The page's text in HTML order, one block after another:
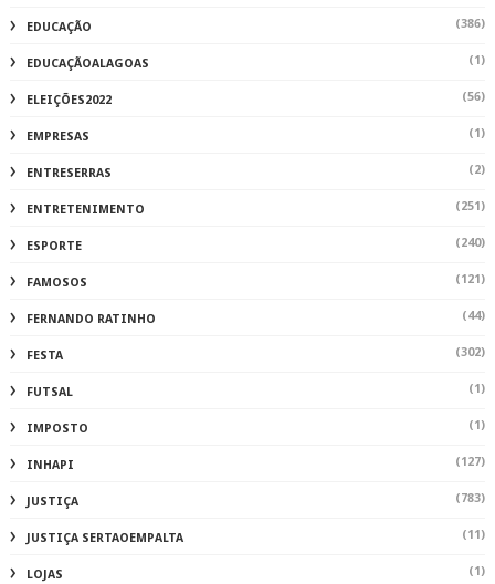
EDUCAÇÃO (386)
EDUCAÇÃOALAGOAS (1)
ELEIÇÕES2022 (56)
EMPRESAS (1)
ENTRESERRAS (2)
ENTRETENIMENTO (251)
ESPORTE (240)
FAMOSOS (121)
FERNANDO RATINHO (44)
FESTA (302)
FUTSAL (1)
IMPOSTO (1)
INHAPI (127)
JUSTIÇA (783)
JUSTIÇA SERTAOEMPALTA (11)
LOJAS (1)